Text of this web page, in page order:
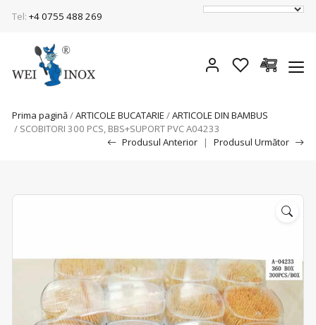
Tel: +4 0755 488 269
Prima pagină/ARTICOLE BUCATARIE /ARTICOLE DIN BAMBUS
/ SCOBITORI 300 PCS, BBS+SUPORT PVC A04233
Produsul Anterior
| Produsul Următor